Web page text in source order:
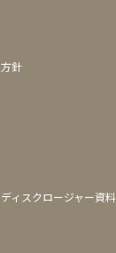
針
ィスクロージャー資料